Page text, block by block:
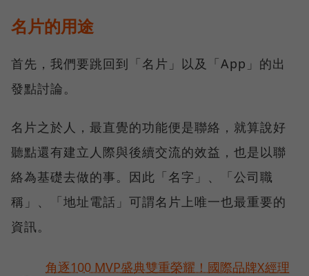
名片的用途
首先，我們要跳回到「名片」以及「App」的出
發點討論。
名片之於人，最直覺的功能便是聯絡，就算說好
聽點還有建立人際與後續交流的效益，也是以聯
絡為基礎去做的事。因此「名字」、「公司職
稱」、「地址電話」可謂名片上唯一也最重要的
資訊。
角逐100 MVP盛典雙重榮耀！國際品牌X經理